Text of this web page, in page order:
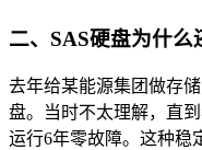
二、SAS硬盘为什么
去年给某能源集团做存
盘。当时不太理解，直
运行6年零故障。这种稳